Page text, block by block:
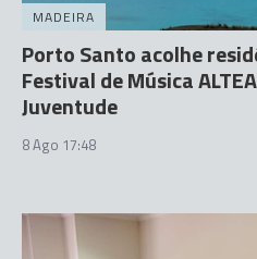
MADEIRA
Porto Santo acolhe
Festival de Música
Juventude
8 Ago 17:48